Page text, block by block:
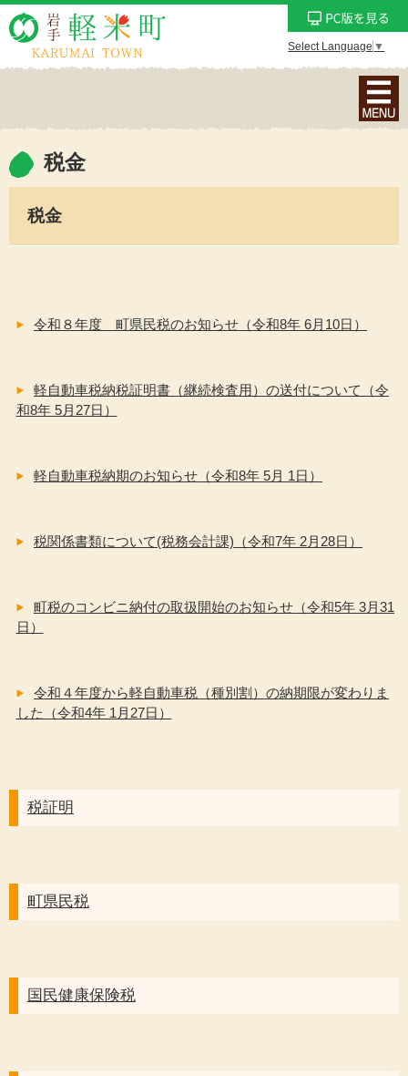
Select Language ▼
ナ
ビ
メ
示
税金
税金
令和８年度 町県民税のお知らせ（令和8年 6月10日）
軽自動車税納税証明書（継続検査用）の送付について（令
和8年 5月27日）
軽自動車税納期のお知らせ（令和8年 5月 1日）
税関係書類について(税務会計課)（令和7年 2月28日）
町税のコンビニ納付の取扱開始のお知らせ（令和5年 3月31
日）
令和４年度から軽自動車税（種別割）の納期限が変わりま
した（令和4年 1月27日）
税証明
町県民税
国民健康保険税